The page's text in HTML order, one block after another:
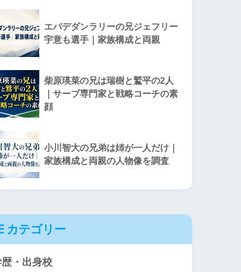
エバデダンラリーの兄ジェフリー
宇意も選手｜家族構成と両親
柴原瑛菜の兄は瑞樹と鷲平の2人
｜サーブ専門家と戦略コーチの素
顔
小川智大の兄弟は姉が一人だけ｜
家族構成と両親の人物像を調査
カテゴリー
・出身校